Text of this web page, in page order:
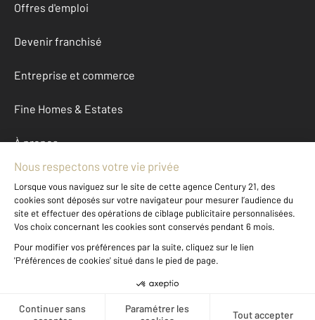
Offres d'emploi
Devenir franchisé
Entreprise et commerce
Fine Homes & Estates
À propos
International
Nous contacter
Données personnelles
Gestionnaire des cookies